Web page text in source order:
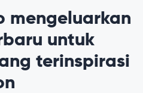
mengeluarkan
untuk
terinspirasi